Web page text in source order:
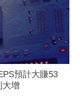
預計大賺53
增